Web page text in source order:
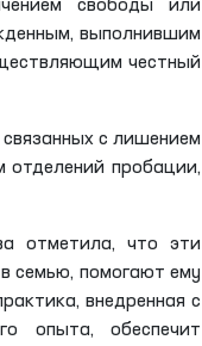
свободы или
выполнившим
честный
с лишением
пробации,
отметила, что эти
семью, помогают ему
внедренная с
опыта, обеспечит